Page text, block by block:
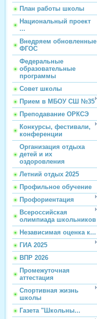
План работы школы
Национальный проект
...
Внедряем обновленные
ФГОС
Федеральные
образовательные
программы
Совет школы
Прием в МБОУ СШ №35
Преподавание ОРКСЭ
Конкурсы, фестивали,
конференции
Организация отдыха
детей и их
оздоровления
Летний отдых 2025
Профильное обучение
Профориентация
Всероссийская
олимпиада школьников
Независимая оценка к...
ГИА 2025
ВПР 2026
Промежуточная
аттестация
Спортивная жизнь
школы
Газета "Школьны...